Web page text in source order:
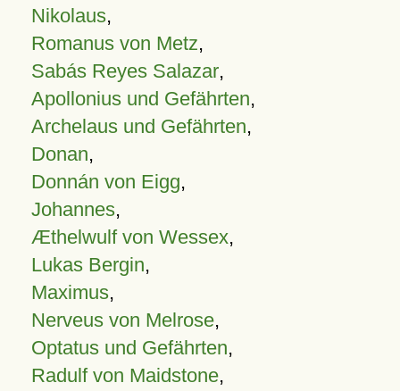
Nikolaus,
Romanus von Metz,
Sabás Reyes Salazar,
Apollonius und Gefährten,
Archelaus und Gefährten,
Donan,
Donnán von Eigg,
Johannes,
Æthelwulf von Wessex,
Lukas Bergin,
Maximus,
Nerveus von Melrose,
Optatus und Gefährten,
Radulf von Maidstone,